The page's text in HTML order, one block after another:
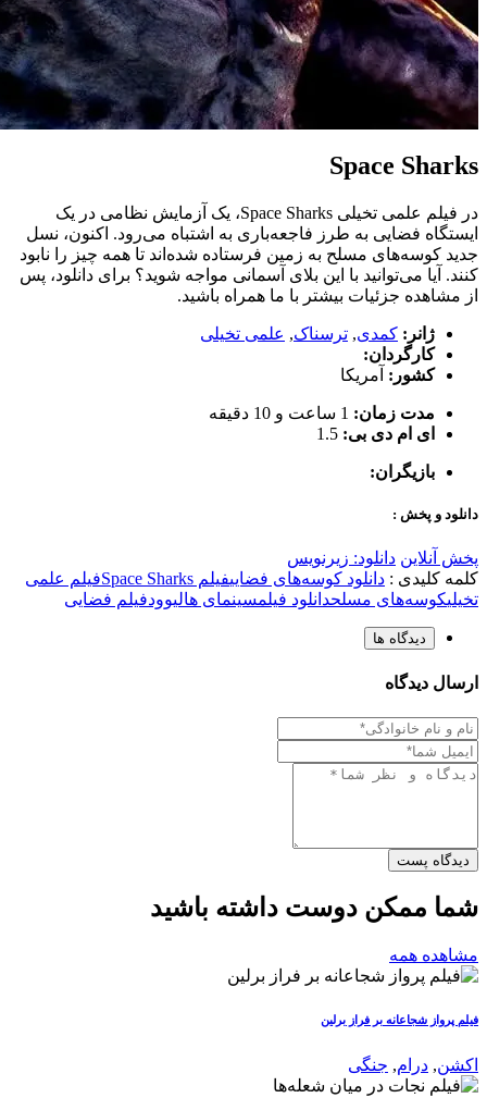
Space Sharks
در فیلم علمی تخیلی Space Sharks، یک آزمایش نظامی در یک
ایستگاه فضایی به طرز فاجعه‌باری به اشتباه می‌رود. اکنون، نسل
جدید کوسه‌های مسلح به زمین فرستاده شده‌اند تا همه چیز را نابود
کنند. آیا می‌توانید با این بلای آسمانی مواجه شوید؟ برای دانلود، پس
از مشاهده جزئیات بیشتر با ما همراه باشید.
ژانر: کمدی, ترسناک, علمی تخیلی
کارگردان:
کشور: آمریکا
مدت زمان: 1 ساعت و 10 دقیقه
ای ام دی بی: 1.5
بازیگران:
دانلود و پخش :
پخش آنلاین دانلود: زیرنویس
کلمه کلیدی : دانلود کوسه‌های فضاییفیلم Space Sharks
فیلم علمی
تخیلیکوسه‌های مسلحدانلود فیلمسینمای هالیوودفیلم فضایی
دیدگاه ها
ارسال دیدگاه
دیدگاه پست
شما ممکن دوست داشته باشید
مشاهده همه
فیلم پرواز شجاعانه بر فراز برلین
اکشن, درام, جنگی